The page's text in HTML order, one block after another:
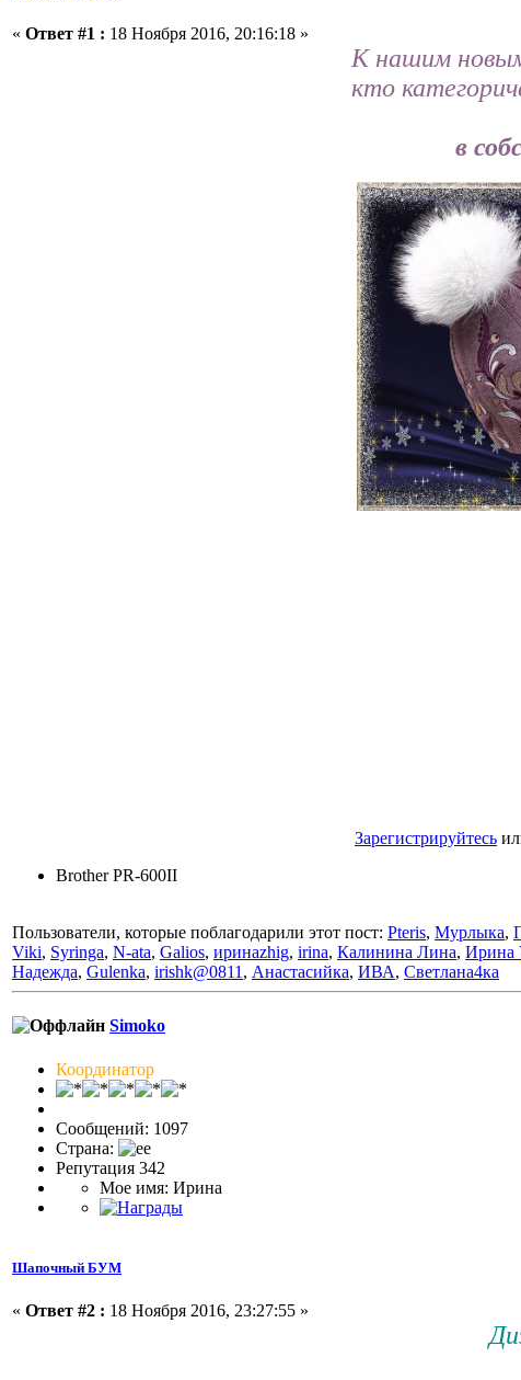
« Ответ #1 : 18 Ноября 2016, 20:16:18 »
К нашим
кто
в
Зарегистрируйтесь
Brother PR-600II
Пользователи, которые поблагодарили этот пост: Pteris, Мурлыка,
Viki, Syringa, N-ata, Galios, иринаzhig, irina, Калинина Лина, Ирина
Надежда, Gulenka, irishk@0811 , Анастасийка, ИВА, Светлана4ка
Simoko
Координатор
Сообщений: 1097
Страна:
Репутация 342
Мое имя: Ирина
Шапочный БУМ
« Ответ #2 : 18 Ноября 2016, 23:27:55 »